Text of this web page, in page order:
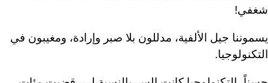
شغفي!
يسموننا جيل الألفية، مدللون بلا صبر وإرادة، ومغيبون في
التكنولوجيا.